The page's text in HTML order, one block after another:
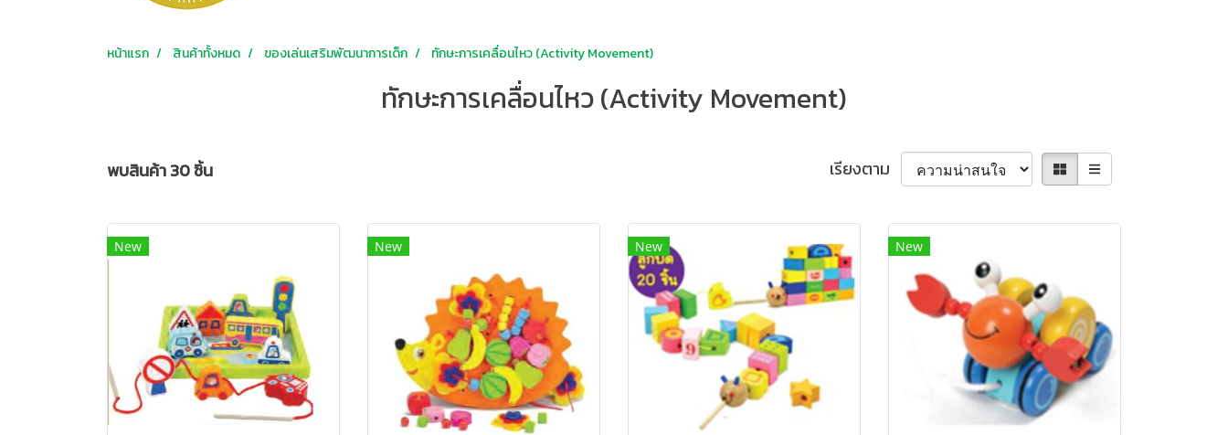
หน้าแรก สินค้าทั้งหมด ของเล่นเสริมพัฒนาการเด็ก ทักษะการเคลื่อนไหว (Activity Movement)
ทักษะการเคลื่อนไหว (Activity Movement)
พบสินค้า 30 ชิ้น เรียงตาม
New New New New